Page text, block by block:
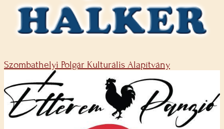
Szombathelyi Polgár Kulturális Alapítvány